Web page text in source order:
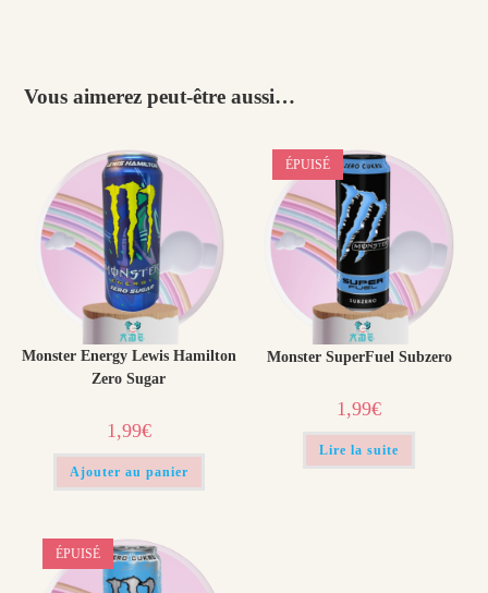
Vous aimerez peut-être aussi…
Monster Energy Lewis Hamilton
Zero Sugar
1,99€
Ajouter au panier
ÉPUISÉ
Monster SuperFuel Subzero
1,99€
Lire la suite
ÉPUISÉ